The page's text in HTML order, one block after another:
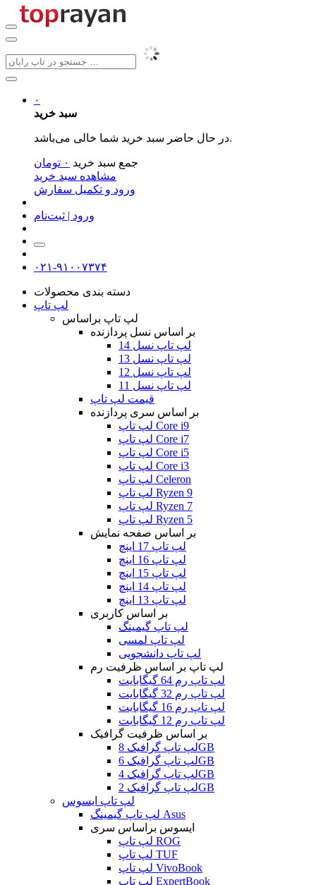
۰
سبد خرید
در حال حاضر سبد خرید شما خالی می‌باشد.
جمع سبد خرید ۰ تومان
مشاهده سبد خرید
ورود و تکمیل سفارش
ورود | ثبت‌نام
۰۲۱-۹۱۰۰۷۳۷۴
دسته بندی محصولات
لپ تاپ
لپ تاپ براساس
بر اساس نسل پردازنده
لپ تاپ نسل 14
لپ تاپ نسل 13
لپ تاپ نسل 12
لپ تاپ نسل 11
قیمت لپ تاپ
بر اساس سری پردازنده
لپ تاپ Core i9
لپ تاپ Core i7
لپ تاپ Core i5
لپ تاپ Core i3
لپ تاپ Celeron
لپ تاپ Ryzen 9
لپ تاپ Ryzen 7
لپ تاپ Ryzen 5
بر اساس صفحه نمایش
لپ تاپ 17 اینچ
لپ تاپ 16 اینچ
لپ تاپ 15 اینچ
لپ تاپ 14 اینچ
لپ تاپ 13 اینچ
بر اساس کاربری
لپ تاپ گیمینگ
لپ تاپ لمسی
لپ تاپ دانشجویی
لپ تاپ بر اساس ظرفیت رم
لپ تاپ رم 64 گیگابایت
لپ تاپ رم 32 گیگابایت
لپ تاپ رم 16 گیگابایت
لپ تاپ رم 12 گیگابایت
بر اساس ظرفیت گرافیک
لپ تاپ گرافیک 8GB
لپ تاپ گرافیک 6GB
لپ تاپ گرافیک 4GB
لپ تاپ گرافیک 2GB
لپ تاپ ایسوس
لپ تاپ گیمینگ Asus
ایسوس براساس سری
لپ تاپ ROG
لپ تاپ TUF
لپ تاپ VivoBook
لپ تاپ ExpertBook